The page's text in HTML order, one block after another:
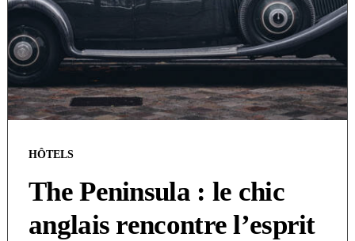
HÔTELS
The Peninsula : le chic
anglais rencontre l’esprit